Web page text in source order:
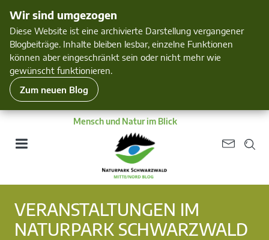
Wir sind umgezogen
Diese Website ist eine archivierte Darstellung vergangener
Blogbeiträge. Inhalte bleiben lesbar, einzelne Funktionen
können aber eingeschränkt sein oder nicht mehr wie
gewünscht funktionieren.
Zum neuen Blog
Mensch und Natur im Blick
VERANSTALTUNGEN IM
NATURPARK SCHWARZWALD